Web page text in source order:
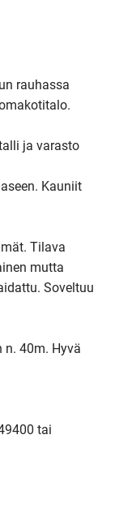
rauhassa
ja varasto
Kauniit
Tilava
mutta
Soveltuu
n. 40m. Hyvä
tai